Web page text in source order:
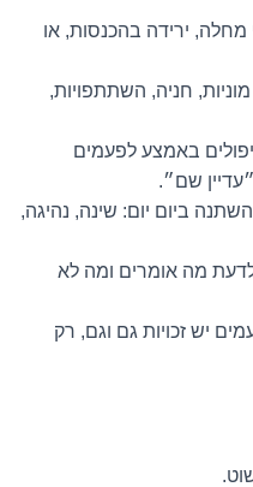
מחלה, ירידה בהכנסות, או
חניה, השתתפויות,
באמצע לפעמים
שם״.
ביום יום: שינה, נהיגה,
מה אומרים ומה לא
יש זכויות גם וגם, רק